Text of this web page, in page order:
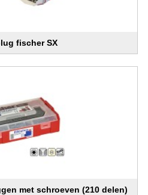
fischer SX
met schroeven (210 delen)